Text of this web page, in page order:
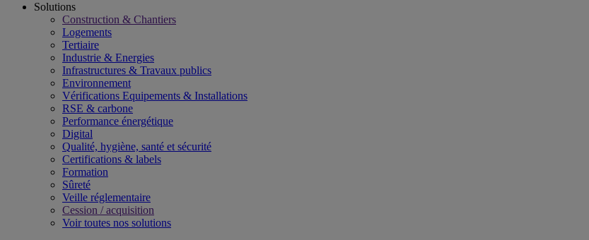
Solutions
Construction & Chantiers
Logements
Tertiaire​
Industrie & Energies
Infrastructures & Travaux publics​
Environnement​
Vérifications Equipements & Installations​
RSE & carbone​
Performance énergétique​
Digital
Qualité, hygiène, santé et sécurité​
Certifications & labels​
Formation​
Sûreté​
Veille réglementaire
Cession / acquisition​
Voir toutes nos solutions